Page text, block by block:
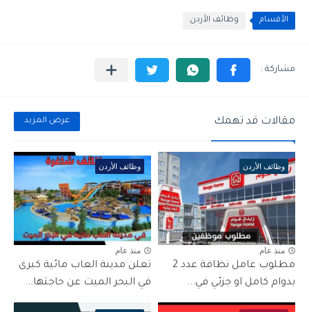
الأقسام وظائف الأردن
مقالات قد تهمك عرض المزيد
وظائف الأردن
منذ عام
مطلوب عامل نظافة عدد 2
بدوام كامل او جزئي في...
وظائف الأردن
منذ عام
تعلن مدينة العاب مائية كبرى
في البحر الميت عن حاجتها...